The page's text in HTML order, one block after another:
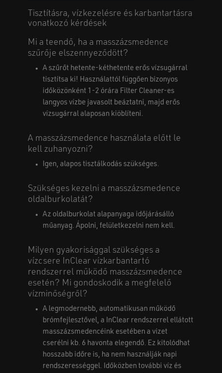
Tisztításra, vízkezelésre és karbantartásra
vonatkozó kérdések
Mi a teendő, ha a masszázsmedence
szűrője elszennyeződött?
A szűrőt hetente-kéthetente erős vízsugárral
tisztítsa ki! Használattól függően bizonyos
időközönként 1-2 órára Filter Cleaner-es
langyos vízbe javasolt beáztatni, majd erős
vízsugárral alaposan kiöblíteni.
A masszázsmedence használata előtt le
kell zuhanyozni?
Igen, alapos tisztálkodás szükséges.
Szükséges kezelni a masszázsmedence
oldalburkolatát?
Az oldalburkolat alapanyaga időjárásálló
műanyag. Ápolni, felületkezelni nem kell.
Milyen gyakorisággal szükséges a
vízcsere InClear vízkarbantartó
rendszerrel működő masszázsmedence
esetén? Mi gondoskodik a megfelelő
vízminőségről?
A legmodernebb, automatikusan működő
brómfejlesztővel, a InClear rendszerrel ellátott
masszázsmedencéink esetében a vizet
cserélni kb. 6 havonta elegendő. Ez kitolódhat
hosszabb időre is, ha nem használják napi
rendszerességgel. Időközben további víz és